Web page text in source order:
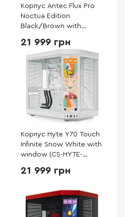
Корпус Antec Flux Pro
Noctua Edition
Black/Brown with
Noctua Edition)
21 999 грн
Корпус Hyte Y70 Touch
Infinite Snow White with
window (CS-HYTE-
21 999 грн